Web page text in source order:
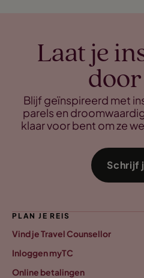
Laat je
Blijf geïnspireerd met
parels en
klaar voor bent om ze
Schrijf
PLAN JE REIS
Vind je Travel Counsellor
Inloggen myTC
Online betalingen